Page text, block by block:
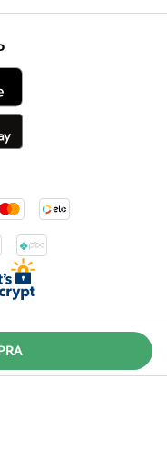
você encontra os melhores
visuais com muito estilo e
sofisticados,tênisconfortáveis,